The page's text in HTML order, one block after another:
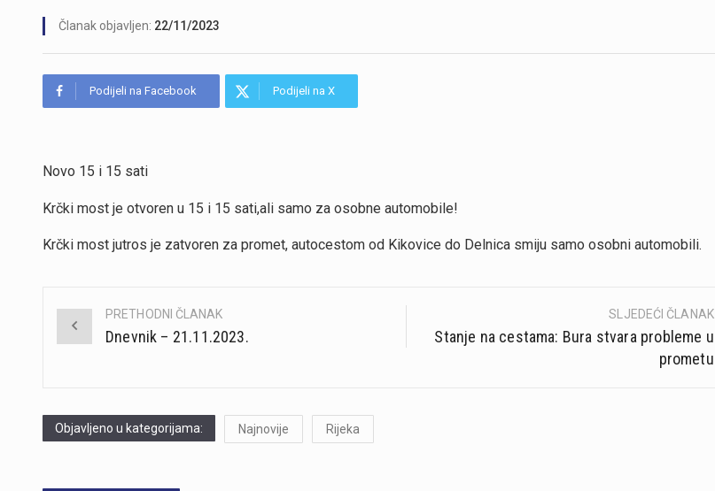
Članak objavljen: 22/11/2023
Podijeli na Facebook Podijeli na X
Novo 15 i 15 sati
Krčki most je otvoren u 15 i 15 sati,ali samo za osobne automobile!
Krčki most jutros je zatvoren za promet, autocestom od Kikovice do Delnica smiju samo osobni automobili.
Post
PRETHODNI ČLANAK
Dnevnik – 21.11.2023.
SLJEDEĆI ČLANAK
Stanje na cestama: Bura stvara probleme u
prometu
Objavljeno u kategorijama: Najnovije Rijeka